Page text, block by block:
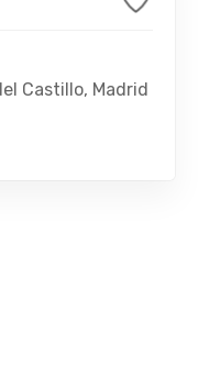
Castillo, Madrid